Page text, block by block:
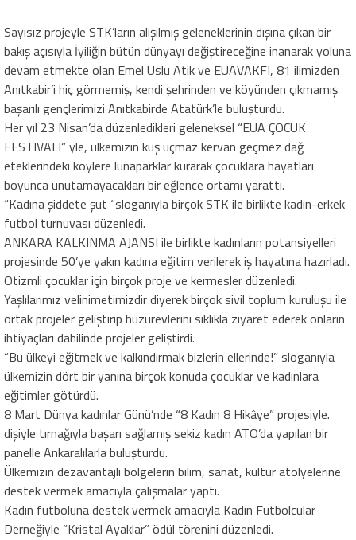
Sayısız projeyle STK’ların alışılmış geleneklerinin dışına çıkan bir
bakış açısıyla İyiliğin bütün dünyayı değiştireceğine inanarak yoluna
devam etmekte olan Emel Uslu Atik ve EUAVAKFI, 81 ilimizden
Anıtkabir’i hiç görmemiş, kendi şehrinden ve köyünden çıkmamış
başarılı gençlerimizi Anıtkabirde Atatürk’le buluşturdu.
Her yıl 23 Nisan’da düzenledikleri geleneksel “EUA ÇOCUK
FESTIVALI“ yle, ülkemizin kuş uçmaz kervan geçmez dağ
eteklerindeki köylere lunaparklar kurarak çocuklara hayatları
boyunca unutamayacakları bir eğlence ortamı yarattı.
“Kadına şiddete şut “sloganıyla birçok STK ile birlikte kadın-erkek
futbol turnuvası düzenledi.
ANKARA KALKINMA AJANSI ile birlikte kadınların potansiyelleri
projesinde 50’ye yakın kadına eğitim verilerek iş hayatına hazırladı.
Otizmli çocuklar için birçok proje ve kermesler düzenledi.
Yaşlılarımız velinimetimizdir diyerek birçok sivil toplum kuruluşu ile
ortak projeler geliştirip huzurevlerini sıklıkla ziyaret ederek onların
ihtiyaçları dahilinde projeler geliştirdi.
“Bu ülkeyi eğitmek ve kalkındırmak bizlerin ellerinde!” sloganıyla
ülkemizin dört bir yanına birçok konuda çocuklar ve kadınlara
eğitimler götürdü.
8 Mart Dünya kadınlar Günü’nde “8 Kadın 8 Hikâye” projesiyle.
dişiyle tırnağıyla başarı sağlamış sekiz kadın ATO’da yapılan bir
panelle Ankaralılarla buluşturdu.
Ülkemizin dezavantajlı bölgelerin bilim, sanat, kültür atölyelerine
destek vermek amacıyla çalışmalar yaptı.
Kadın futboluna destek vermek amacıyla Kadın Futbolcular
Derneğiyle “Kristal Ayaklar” ödül törenini düzenledi.